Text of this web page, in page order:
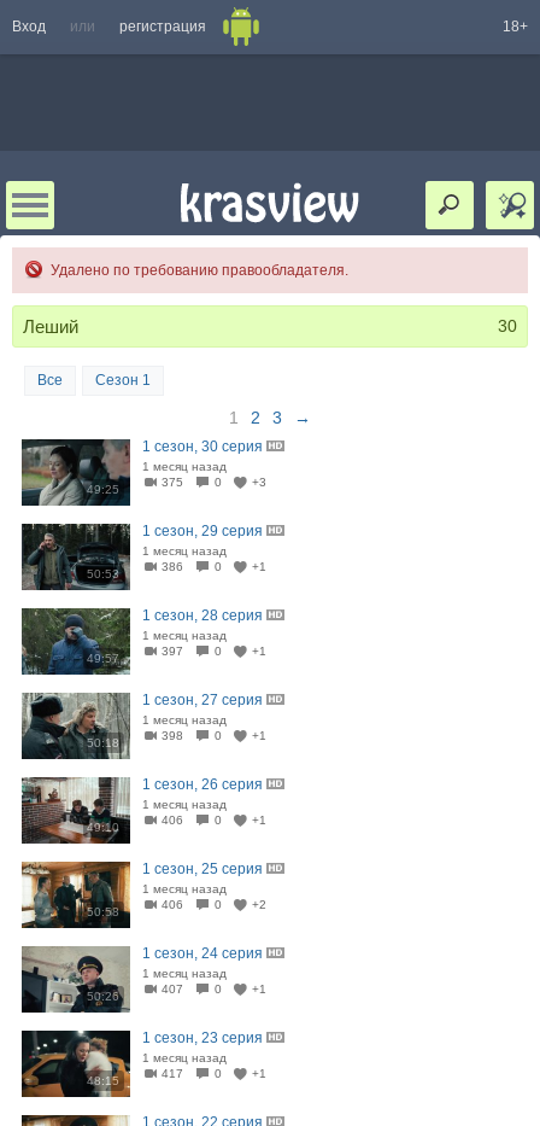
Вход или регистрация 18+
Удалено по требованию правообладателя.
Леший 30
Все Сезон 1
1 2 3 →
49:25
1 сезон, 30 серия
1 месяц назад
375
0 +3
50:53
1 сезон, 29 серия
1 месяц назад
386
0 +1
49:57
1 сезон, 28 серия
1 месяц назад
397
0 +1
50:18
1 сезон, 27 серия
1 месяц назад
398
0 +1
49:10
1 сезон, 26 серия
1 месяц назад
406
0 +1
50:58
1 сезон, 25 серия
1 месяц назад
406
0 +2
50:26
1 сезон, 24 серия
1 месяц назад
407
0 +1
48:15
1 сезон, 23 серия
1 месяц назад
417
0 +1
1 сезон, 22 серия